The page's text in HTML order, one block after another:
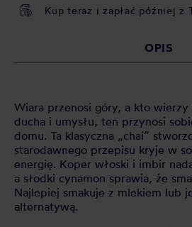
Kup teraz i zapłać później z
OPIS
Wiara przenosi góry, a kto wierzy
ducha i umysłu, ten przynosi
domu. Ta klasyczna „chai”
starodawnego przepisu kryje w
energię. Koper włoski i imbir
a słodki cynamon sprawia, że
Najlepiej smakuje z mlekiem lub
alternatywą.